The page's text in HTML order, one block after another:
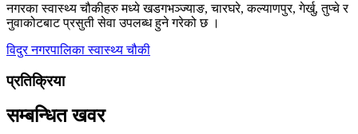
नगरका स्वास्थ्य चौकीहरु मध्ये खडगभञ्ज्याङ, चारघरे, कल्याणपुर, गेर्खु, तुप्चे र
नुवाकोटबाट प्रसुती सेवा उपलब्ध हुने गरेको छ ।
विदुर नगरपालिकास्वास्थ्य चौकी
प्रतिक्रिया
सम्बन्धित खवर